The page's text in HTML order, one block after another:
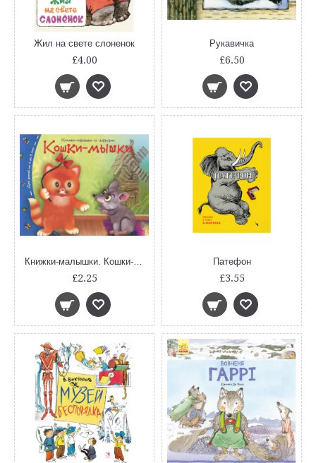
Жил на свете слоненок
£4.00
Рукавичка
£6.50
Книжки-малышки. Кошки-мышки
£2.25
Патефон
£3.55